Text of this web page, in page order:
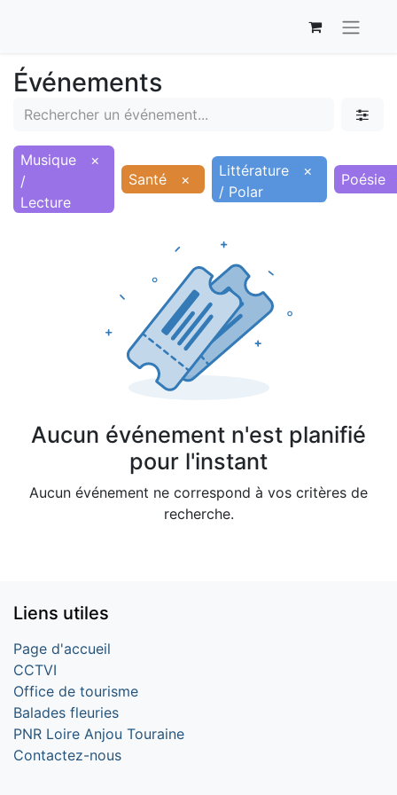
Événements
Musique
/
Lecture
×
Santé
×
Littérature
/ Polar
× Poésie
Aucun événement n'est planifié
pour l'instant
Aucun événement ne correspond à vos critères de
recherche.
Liens utiles
Page d'accueil
CCTVI
Office de tourisme
Balades fleuries
PNR Loire Anjou Touraine
Contactez-nous